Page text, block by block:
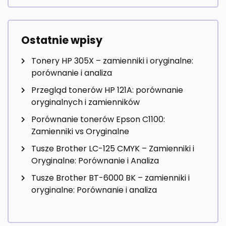
Ostatnie wpisy
Tonery HP 305X – zamienniki i oryginalne:
porównanie i analiza
Przegląd tonerów HP 121A: porównanie
oryginalnych i zamienników
Porównanie tonerów Epson C1100:
Zamienniki vs Oryginalne
Tusze Brother LC-125 CMYK – Zamienniki i
Oryginalne: Porównanie i Analiza
Tusze Brother BT-6000 BK – zamienniki i
oryginalne: Porównanie i analiza